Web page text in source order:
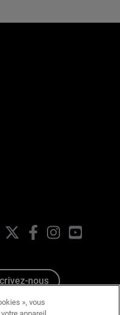
FacebookInstagramYouTube
nous
», vous